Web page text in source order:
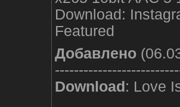
Download:
Featured
Добавлено
Download : Love